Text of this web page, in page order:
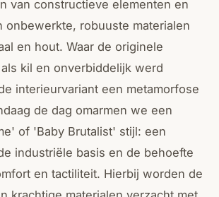
van constructieve elementen en
onbewerkte, robuuste materialen
en hout. Waar de originele
kil en onverbiddelijk werd
interieurvariant een metamorfose
de dag omarmen we een
of 'Baby Brutalist' stijl: een
industriële basis en de behoefte
en tactiliteit. Hierbij worden de